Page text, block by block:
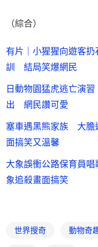
（綜合）
有片｜小猩猩向遊客
訓 結局笑爆網民
日動物園猛虎逃亡演
出 網民讚可愛
塞車遇黑熊家族 大
面搞笑又溫馨
大象誤衝公路保育員
象追殺畫面搞笑
世界搜奇 動物奇